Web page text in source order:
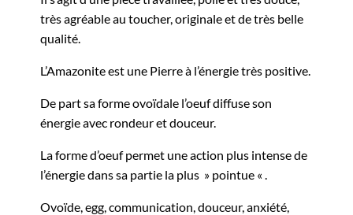
très agréable au toucher, originale et de très belle
qualité.
L’Amazonite est une Pierre à l’énergie très positive.
De part sa forme ovoïdale l’oeuf diffuse son
énergie avec rondeur et douceur.
La forme d’oeuf permet une action plus intense de
l’énergie dans sa partie la plus » pointue « .
Ovoïde, egg, communication, douceur, anxiété,